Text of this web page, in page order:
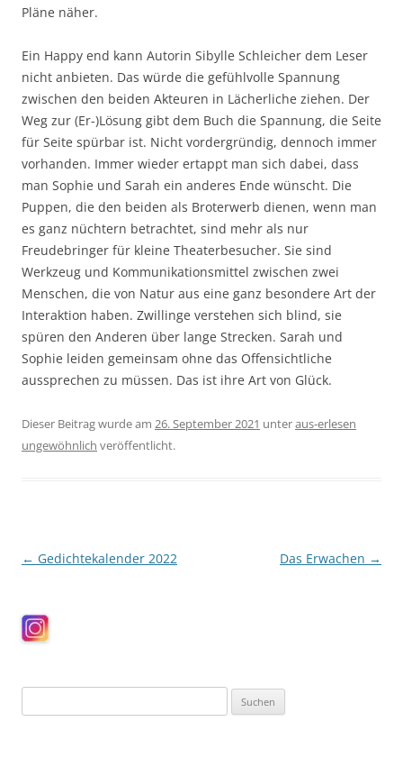
Pläne näher.
Ein Happy end kann Autorin Sibylle Schleicher dem Leser
nicht anbieten. Das würde die gefühlvolle Spannung
zwischen den beiden Akteuren in Lächerliche ziehen. Der
Weg zur (Er-)Lösung gibt dem Buch die Spannung, die Seite
für Seite spürbar ist. Nicht vordergründig, dennoch immer
vorhanden. Immer wieder ertappt man sich dabei, dass
man Sophie und Sarah ein anderes Ende wünscht. Die
Puppen, die den beiden als Broterwerb dienen, wenn man
es ganz nüchtern betrachtet, sind mehr als nur
Freudebringer für kleine Theaterbesucher. Sie sind
Werkzeug und Kommunikationsmittel zwischen zwei
Menschen, die von Natur aus eine ganz besondere Art der
Interaktion haben. Zwillinge verstehen sich blind, sie
spüren den Anderen über lange Strecken. Sarah und
Sophie leiden gemeinsam ohne das Offensichtliche
aussprechen zu müssen. Das ist ihre Art von Glück.
Dieser Beitrag wurde am 26. September 2021 unteraus-erlesen
ungewöhnlich veröffentlicht.
Beitragsnavigation
← Gedichtekalender 2022 Das Erwachen →
nach: